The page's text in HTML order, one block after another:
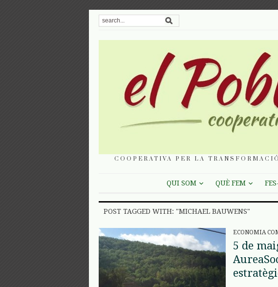
COOPERATIVA PER LA
QUI SOM QUÈ FEM
POST TAGGED WITH: "MICHAEL BAUWENS"
ECONOMIA
5 de